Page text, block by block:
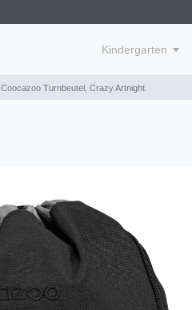
Kindergarten
Coocazoo Turnbeutel, Crazy Artnight